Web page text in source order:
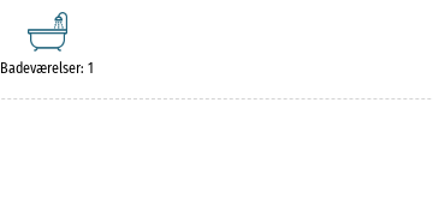
Badeværelser: 1